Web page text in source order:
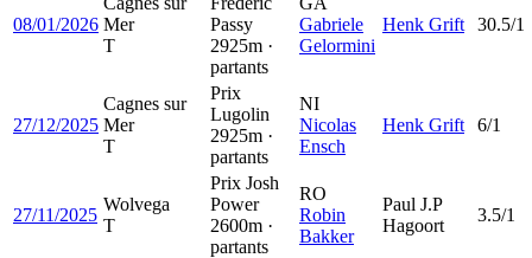
08/01/2026 Mer
T
Passy
2925m ·
partants
Gabriele
Gelormini
Henk Grift 30.5/1
27/12/2025
Cagnes sur
Mer
T
Prix
Lugolin
2925m ·
partants
NI
Nicolas
Ensch
Henk Grift 6/1
27/11/2025
Wolvega
T
Prix Josh
Power
2600m ·
partants
RO
Robin
Bakker
Paul J.P
Hagoort
3.5/1